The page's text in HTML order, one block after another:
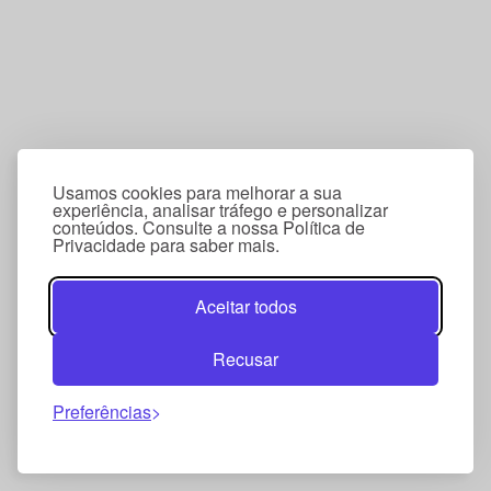
Usamos cookies para melhorar a sua
experiência, analisar tráfego e personalizar
conteúdos. Consulte a nossa Política de
Privacidade para saber mais.
Aceitar todos
Recusar
Preferências